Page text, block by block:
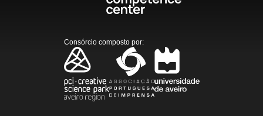
Consórcio composto por: